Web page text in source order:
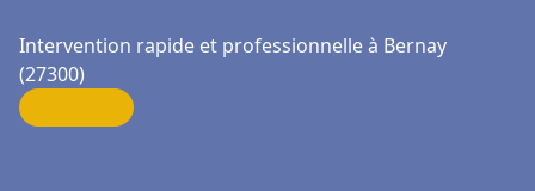
Intervention rapide et professionnelle à Bernay
(27300)